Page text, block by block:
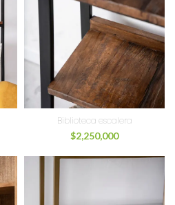
Biblioteca escalera
$2,250,000